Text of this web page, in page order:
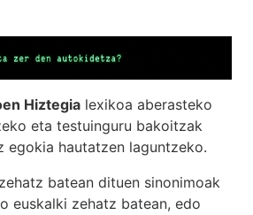
Hiztegia lexikoa aberasteko
eta testuinguru bakoitzak
egokia hautatzen laguntzeko.
batean dituen sinonimoak
euskalki zehatz batean, edo